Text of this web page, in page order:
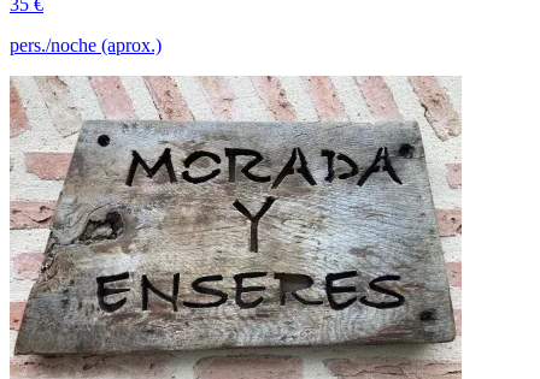
pers./noche (aprox.)